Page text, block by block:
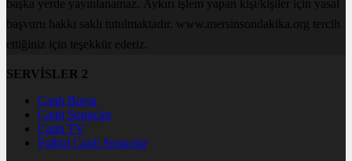
başka yerde yayınlanamaz. Aykırı işlem yapan kişi/kişiler için yasal
başvuru hakkı saklı tutulmaktadır. www.mersinsondakika.org tercih
ettiğiniz için teşekkür ederiz.
SERVİSLER 2
Canlı Borsa
Canlı Sonuçlar
Canlı TV
Futbol Canlı Sonuçlar